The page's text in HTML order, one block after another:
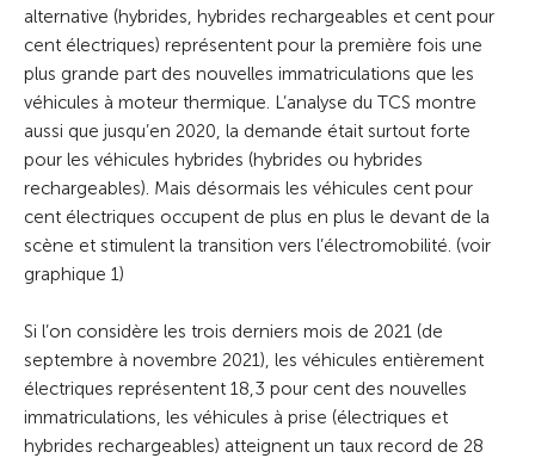
alternative (hybrides, hybrides rechargeables et cent pour
cent électriques) représentent pour la première fois une
plus grande part des nouvelles immatriculations que les
véhicules à moteur thermique. L’analyse du TCS montre
aussi que jusqu’en 2020, la demande était surtout forte
pour les véhicules hybrides (hybrides ou hybrides
rechargeables). Mais désormais les véhicules cent pour
cent électriques occupent de plus en plus le devant de la
scène et stimulent la transition vers l’électromobilité. (voir
graphique 1)
Si l’on considère les trois derniers mois de 2021 (de
septembre à novembre 2021), les véhicules entièrement
électriques représentent 18,3 pour cent des nouvelles
immatriculations, les véhicules à prise (électriques et
hybrides rechargeables) atteignent un taux record de 28